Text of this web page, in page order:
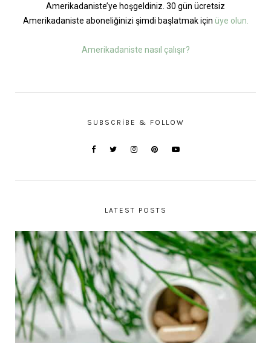
Amerikadaniste’ye hoşgeldiniz. 30 gün ücretsiz
Amerikadaniste aboneliğinizi şimdi başlatmak için üye olun.
Amerikadaniste nasıl çalışır?
SUBSCRIBE & FOLLOW
LATEST POSTS